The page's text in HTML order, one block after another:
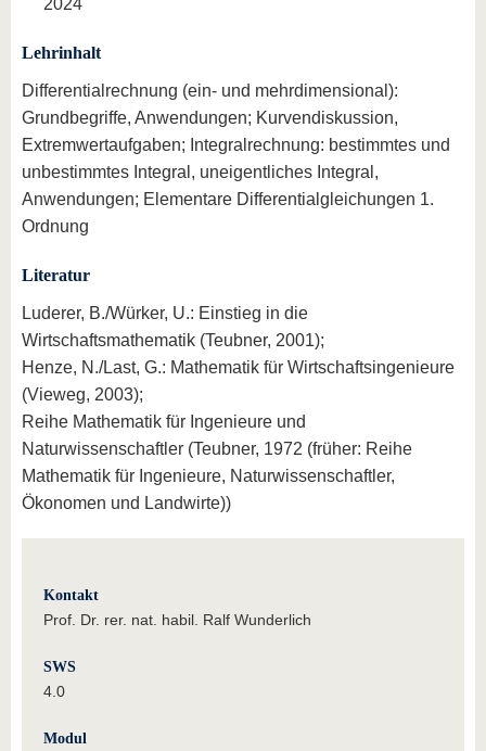
2024
Lehrinhalt
Differentialrechnung (ein- und mehrdimensional):
Grundbegriffe, Anwendungen; Kurvendiskussion,
Extremwertaufgaben; Integralrechnung: bestimmtes und
unbestimmtes Integral, uneigentliches Integral,
Anwendungen; Elementare Differentialgleichungen 1.
Ordnung
Literatur
Luderer, B./Würker, U.: Einstieg in die
Wirtschaftsmathematik (Teubner, 2001);
Henze, N./Last, G.: Mathematik für Wirtschaftsingenieure
(Vieweg, 2003);
Reihe Mathematik für Ingenieure und
Naturwissenschaftler (Teubner, 1972 (früher: Reihe
Mathematik für Ingenieure, Naturwissenschaftler,
Ökonomen und Landwirte))
Kontakt
Prof. Dr. rer. nat. habil. Ralf Wunderlich
SWS
4.0
Modul